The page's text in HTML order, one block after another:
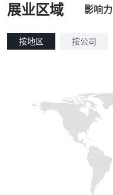
展业区域 影响力
按地区 按公司